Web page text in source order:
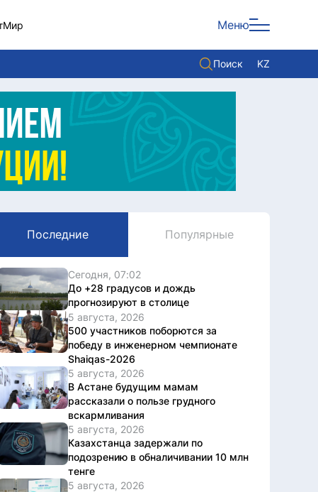
Мир Меню
Поиск KZ
Политика
Экономика
Культура
Служба Комплаенс
Служу стране
Последние Популярные
Сегодня, 07:02
До +28 градусов и дождь
прогнозируют в столице
5 августа, 2026
500 участников поборются за
победу в инженерном чемпионате
Shaiqas-2026
5 августа, 2026
В Астане будущим мамам
рассказали о пользе грудного
вскармливания
5 августа, 2026
Казахстанца задержали по
подозрению в обналичивании 10 млн
тенге
5 августа, 2026